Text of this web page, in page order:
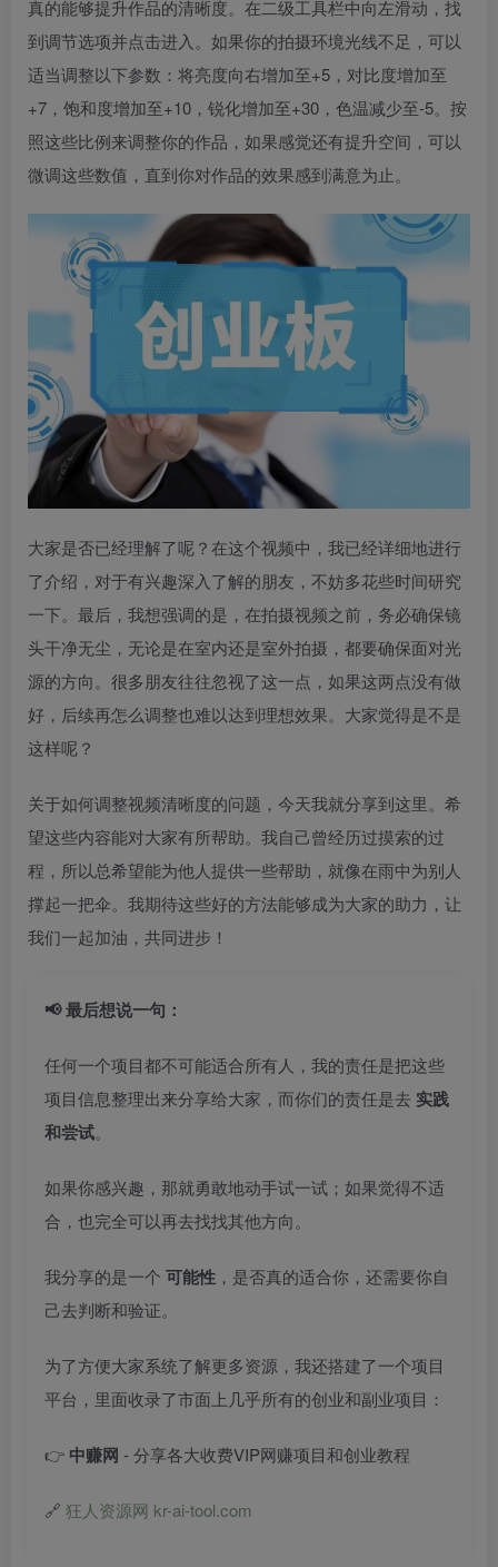
真的能够提升作品的清晰度。在二级工具栏中向左滑动，找
到调节选项并点击进入。如果你的拍摄环境光线不足，可以
适当调整以下参数：将亮度向右增加至+5，对比度增加至
+7，饱和度增加至+10，锐化增加至+30，色温减少至-5。按
照这些比例来调整你的作品，如果感觉还有提升空间，可以
微调这些数值，直到你对作品的效果感到满意为止。
大家是否已经理解了呢？在这个视频中，我已经详细地进行
了介绍，对于有兴趣深入了解的朋友，不妨多花些时间研究
一下。最后，我想强调的是，在拍摄视频之前，务必确保镜
头干净无尘，无论是在室内还是室外拍摄，都要确保面对光
源的方向。很多朋友往往忽视了这一点，如果这两点没有做
好，后续再怎么调整也难以达到理想效果。大家觉得是不是
这样呢？
关于如何调整视频清晰度的问题，今天我就分享到这里。希
望这些内容能对大家有所帮助。我自己曾经历过摸索的过
程，所以总希望能为他人提供一些帮助，就像在雨中为别人
撑起一把伞。我期待这些好的方法能够成为大家的助力，让
我们一起加油，共同进步！
📢 最后想说一句：
任何一个项目都不可能适合所有人，我的责任是把这些
项目信息整理出来分享给大家，而你们的责任是去 实践
和尝试。
如果你感兴趣，那就勇敢地动手试一试；如果觉得不适
合，也完全可以再去找找其他方向。
我分享的是一个 可能性 ，是否真的适合你，还需要你自
己去判断和验证。
为了方便大家系统了解更多资源，我还搭建了一个项目
平台，里面收录了市面上几乎所有的创业和副业项目：
👉 中赚网 - 分享各大收费VIP网赚项目和创业教程
🔗 狂人资源网 kr-ai-tool.com